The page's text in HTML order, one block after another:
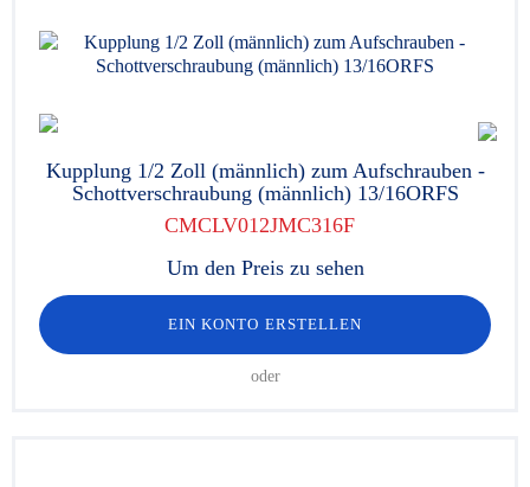
Kupplung 1/2 Zoll (männlich) zum Aufschrauben -
Schottverschraubung (männlich) 13/16ORFS
CMCLV012JMC316F
Um den Preis zu sehen
EIN KONTO ERSTELLEN
oder